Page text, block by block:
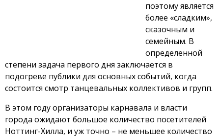
поэтому является
более «сладким»,
сказочным и
семейным. В
определенной
степени задача первого дня заключается в
подогреве публики для основных событий, когда
состоится смотр танцевальных коллективов и групп.
В этом году организаторы карнавала и власти
города ожидают большое количество посетителей
Ноттинг-Хилла, и уж точно – не меньшее количество